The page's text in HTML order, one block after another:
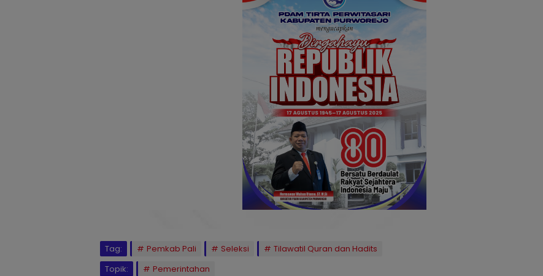
Tag: Pemkab Pali Seleksi
Tilawatil Quran dan Hadits
Topik:
Pemerintahan